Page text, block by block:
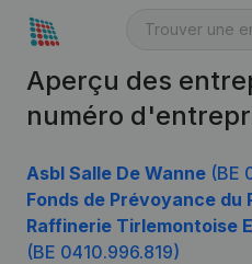
Aperçu des
numéro
Asbl Salle De Wanne (BE
Fonds de Prévoyance du
Raffinerie Tirlemontoise
(BE 0410.996.819)